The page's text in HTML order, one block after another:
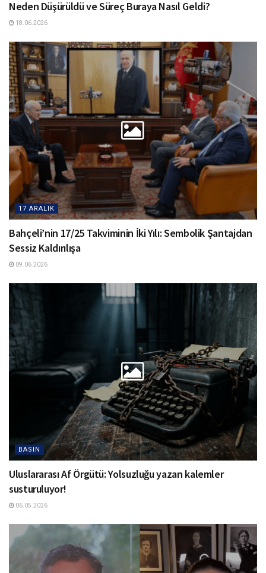
Neden Düşürüldü ve Süreç Buraya Nasıl Geldi?
18.06.2026
17 ARALIK
Bahçeli’nin 17/25 Takviminin İki Yılı: Sembolik Şantajdan
Sessiz Kaldırılışa
09.06.2026
BASIN
Uluslararası Af Örgütü: Yolsuzluğu yazan kalemler
susturuluyor!
06.05.2026